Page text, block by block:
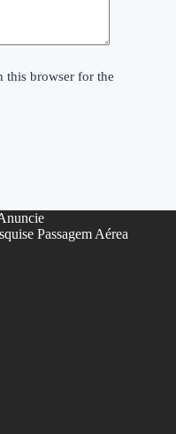
this browser for the
Passagem Aérea